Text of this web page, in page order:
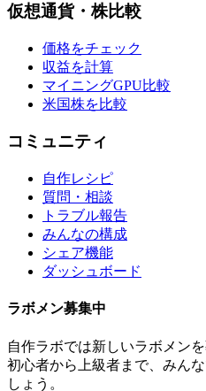
仮想通貨・株比較
価格をチェック
収益を計算
マイニングGPU比較
米国株を比較
コミュニティ
自作レシピ
質問・相談
トラブル報告
みんなの構成
シェア機能
ダッシュボード
ラボメン募集中
自作ラボでは新しいラボメン
初心者から上級者まで、みん
しょう。